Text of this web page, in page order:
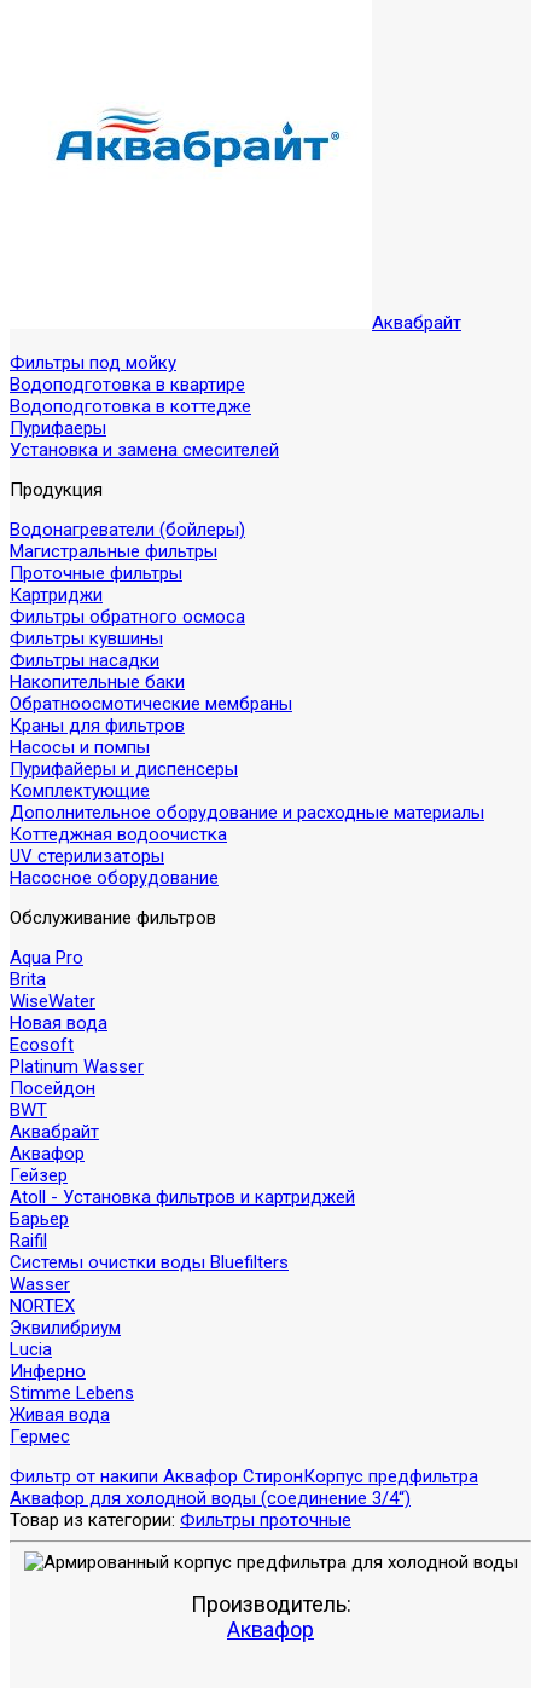
Аквабрайт
Фильтры под мойку
Водоподготовка в квартире
Водоподготовка в коттедже
Пурифаеры
Установка и замена смесителей
Продукция
Водонагреватели (бойлеры)
Магистральные фильтры
Проточные фильтры
Картриджи
Фильтры обратного осмоса
Фильтры кувшины
Фильтры насадки
Накопительные баки
Обратноосмотические мембраны
Краны для фильтров
Насосы и помпы
Пурифайеры и диспенсеры
Комплектующие
Дополнительное оборудование и расходные материалы
Коттеджная водоочистка
UV стерилизаторы
Насосное оборудование
Обслуживание фильтров
Aqua Pro
Brita
WiseWater
Новая вода
Ecosoft
Platinum Wasser
Посейдон
BWT
Аквабрайт
Аквафор
Гейзер
Atoll - Установка фильтров и картриджей
Барьер
Raifil
Системы очистки воды Bluefilters
Wasser
NORTEX
Эквилибриум
Lucia
Инферно
Stimme Lebens
Живая вода
Гермес
Фильтр от накипи Аквафор СтиронКорпус предфильтра
Аквафор для холодной воды (соединение 3/4“)
Товар из категории: Фильтры проточные
Производитель:
Аквафор